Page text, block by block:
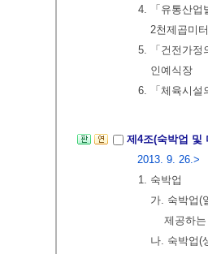
4. 「유통산업
2천제곱미
5. 「건전가정
인예식장
6. 「체육시설
제4조(숙박업 및
2013. 9. 26.>
1. 숙박업
가. 숙박업(
제공하
나. 숙박업(